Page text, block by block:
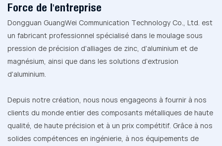
Force de l'entreprise
Dongguan GuangWei Communication Technology Co., Ltd. est
un fabricant professionnel spécialisé dans le moulage sous
pression de précision d'alliages de zinc, d'aluminium et de
magnésium, ainsi que dans les solutions d'extrusion
d'aluminium.
Depuis notre création, nous nous engageons à fournir à nos
clients du monde entier des composants métalliques de haute
qualité, de haute précision et à un prix compétitif. Grâce à nos
solides compétences en ingénierie, à nos équipements de